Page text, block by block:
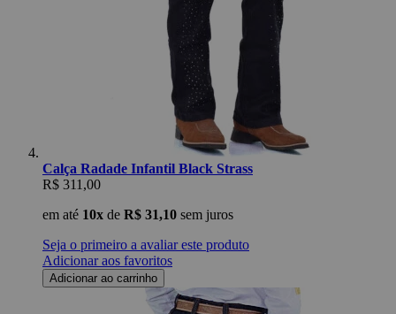
Calça Radade Infantil Black Strass
R$ 311,00
em até 10x de R$ 31,10 sem juros
Seja o primeiro a avaliar este produto
Adicionar aos favoritos
Adicionar ao carrinho